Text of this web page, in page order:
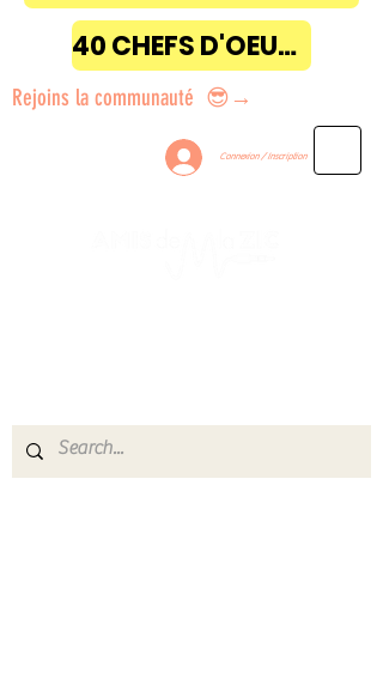
40 CHEFS D'OEUVRE
Rejoins la communauté 😎→
Connexion / Inscription